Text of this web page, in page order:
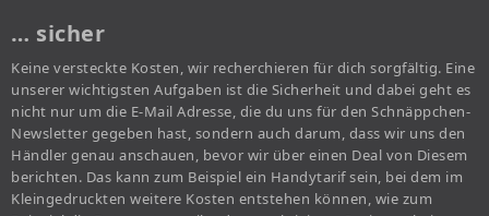
… sicher
Keine versteckte Kosten, wir recherchieren für dich sorgfältig. Eine
unserer wichtigsten Aufgaben ist die Sicherheit und dabei geht es
nicht nur um die E-Mail Adresse, die du uns für den Schnäppchen-
Newsletter gegeben hast, sondern auch darum, dass wir uns den
Händler genau anschauen, bevor wir über einen Deal von Diesem
berichten. Das kann zum Beispiel ein Handytarif sein, bei dem im
Kleingedruckten weitere Kosten entstehen können, wie zum